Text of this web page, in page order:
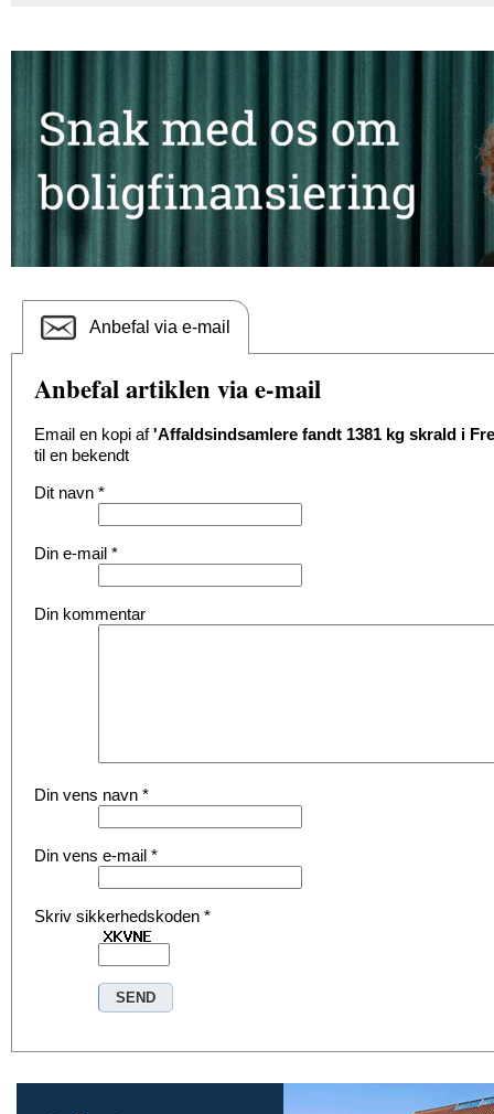
Anbefal via e-mail
Anbefal artiklen via e-mail
Email en kopi af'Affaldsindsamlere fandt 1381 kg skrald i
til en bekendt
Dit navn *
Din e-mail *
Din kommentar
Din vens navn *
Din vens e-mail *
Skriv sikkerhedskoden *